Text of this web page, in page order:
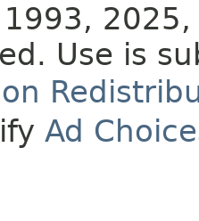
Use is
Ad